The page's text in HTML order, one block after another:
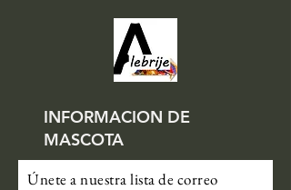
INFORMACION DE
MASCOTA
Únete a nuestra lista de correo